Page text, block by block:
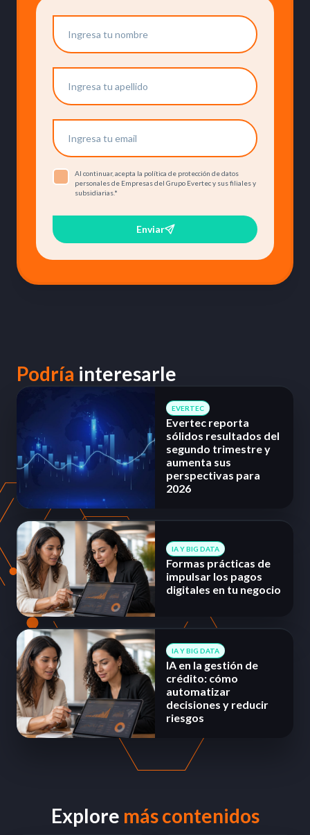
Al continuar, acepta la política de protección de datos
personales de Empresas del Grupo Evertec y sus filiales y
subsidiarias.*
Enviar
Podría interesarle
EVERTEC
Evertec reporta
sólidos resultados del
segundo trimestre y
aumenta sus
perspectivas para
2026
IA Y BIG DATA
Formas prácticas de
impulsar los pagos
digitales en tu negocio
IA Y BIG DATA
IA en la gestión de
crédito: cómo
automatizar
decisiones y reducir
riesgos
Explore más contenidos